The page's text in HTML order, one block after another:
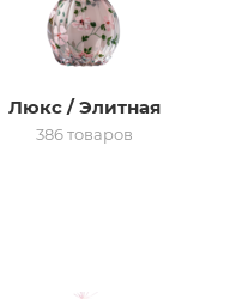
Люкс / Элитная
386 товаров